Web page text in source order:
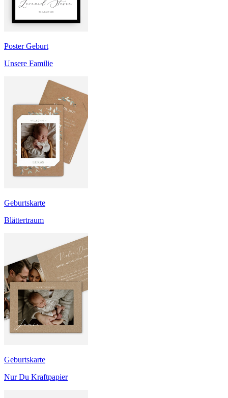
Poster Geburt
Unsere Familie
Geburtskarte
Blättertraum
Geburtskarte
Nur Du Kraftpapier